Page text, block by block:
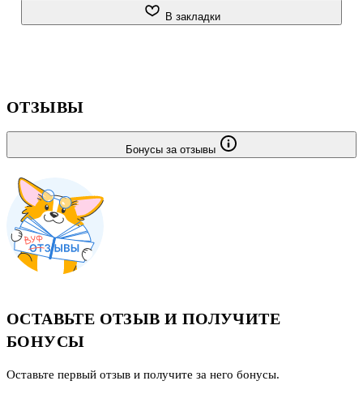
пора стать свободнее, скинуть с себя груз кармической
В закладки
ОТЗЫВЫ
Бонусы за отзывы
ОСТАВЬТЕ ОТЗЫВ И ПОЛУЧИТЕ
БОНУСЫ
Оставьте первый отзыв и получите за него бонусы.